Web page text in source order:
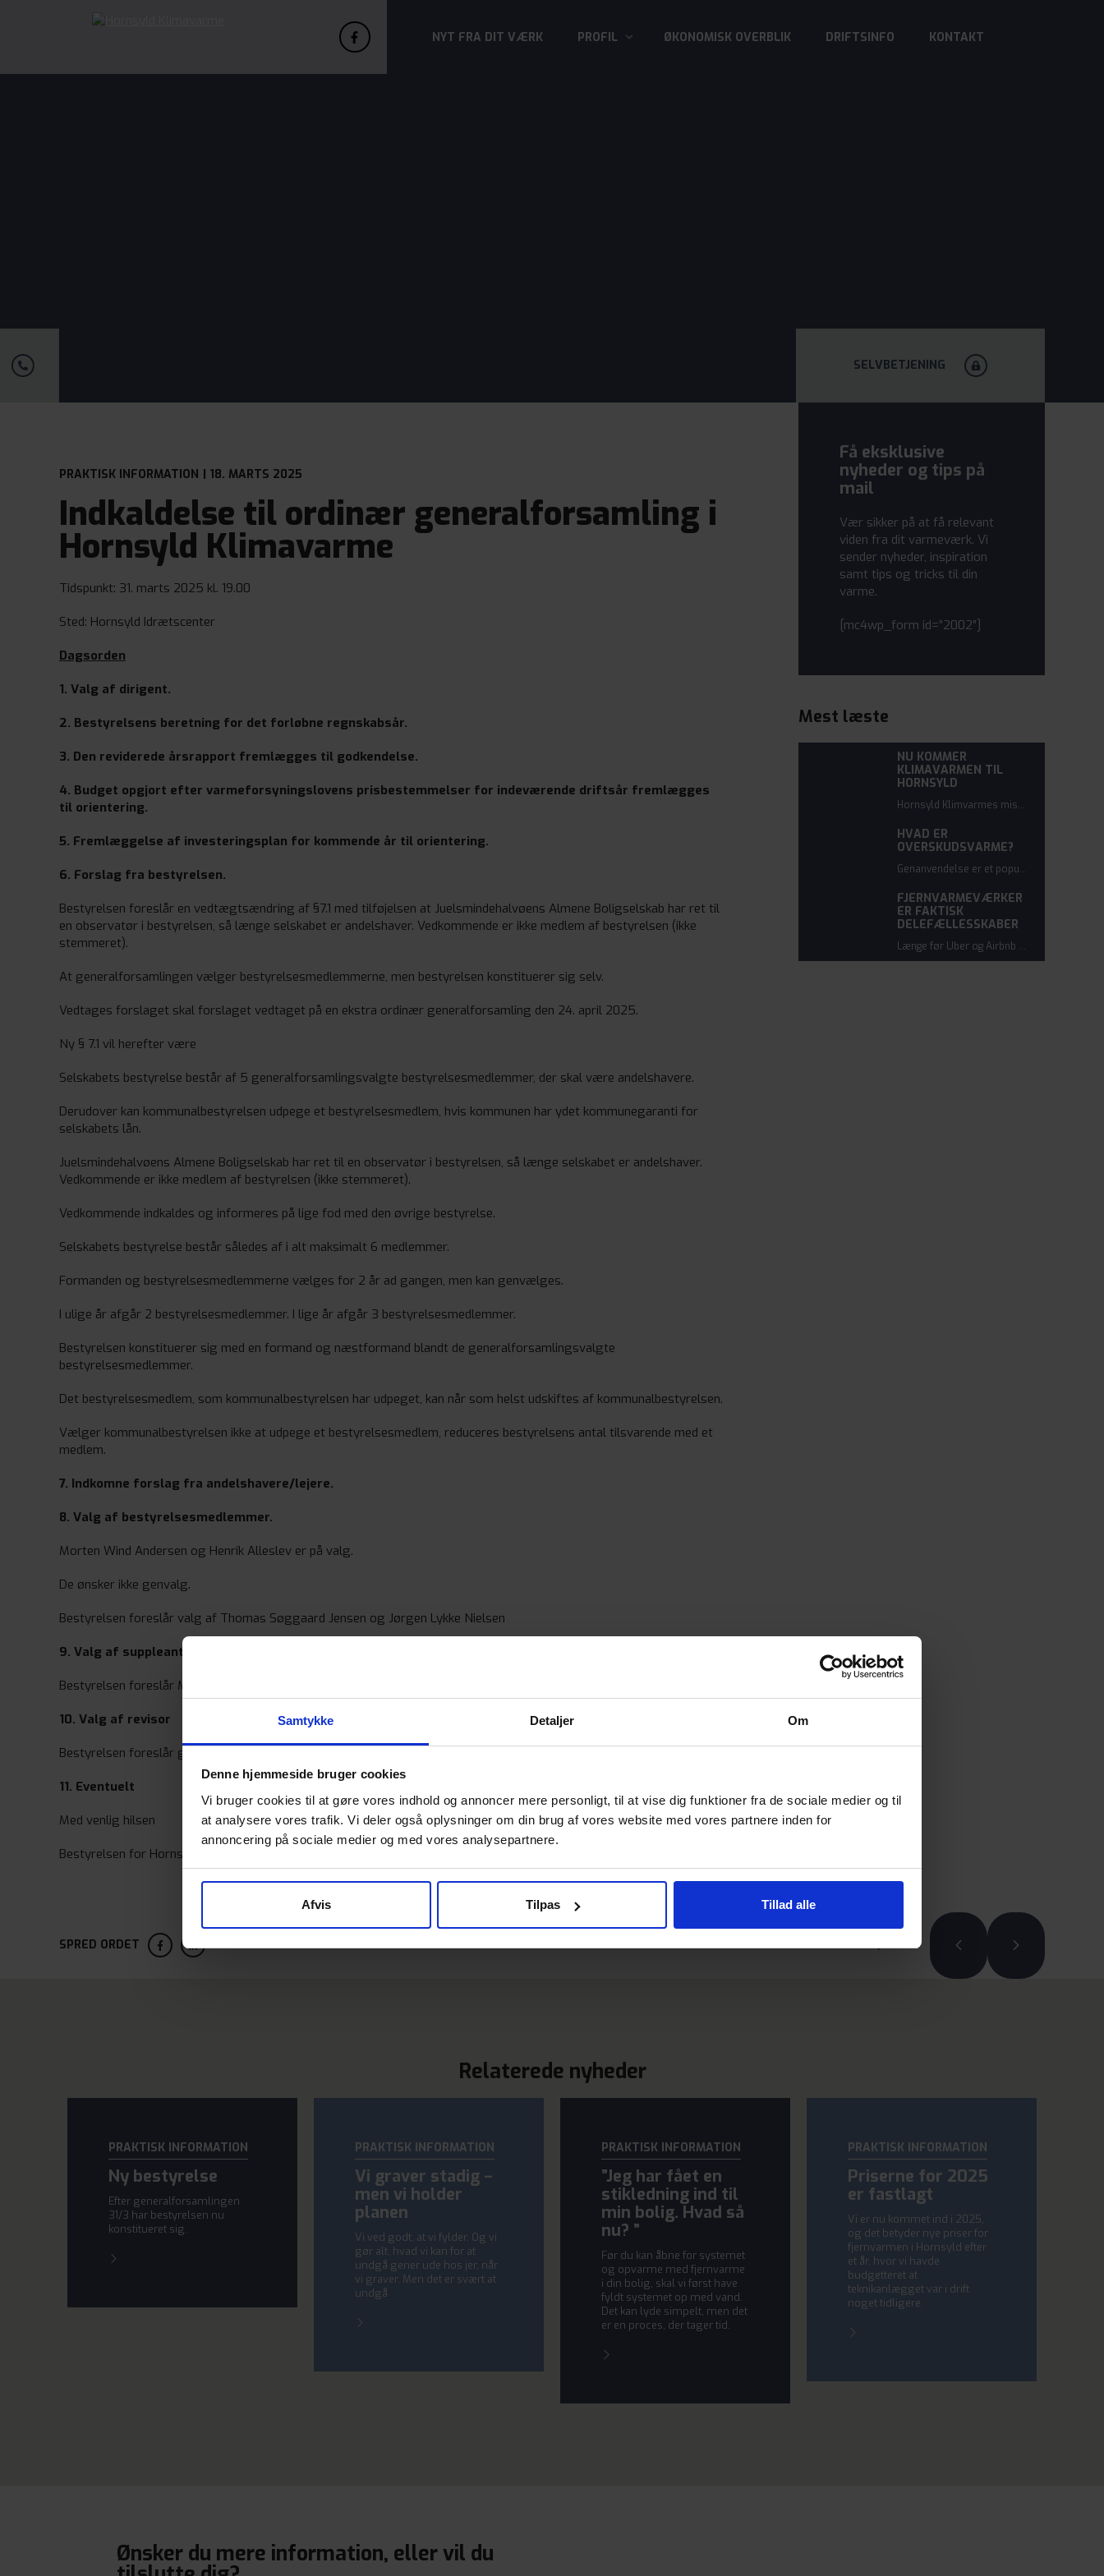
Samtykke Detaljer Om
Denne hjemmeside bruger cookies
Vi bruger cookies til at gøre vores indhold og annoncer mere personligt, til at vise dig funktioner fra de sociale medier og til
at analysere vores trafik. Vi deler også oplysninger om din brug af vores website med vores partnere inden for
annoncering på sociale medier og med vores analysepartnere.
Afvis Tilpas Tillad alle
NYT FRA DIT VÆRK PROFIL ØKONOMISK OVERBLIK DRIFTSINFO KONTAKT
SELVBETJENING
PRAKTISK INFORMATION | 18. MARTS 2025
Indkaldelse til ordinær generalforsamling i
Hornsyld Klimavarme
Tidspunkt: 31. marts 2025 kl. 19.00
Sted: Hornsyld Idrætscenter
Dagsorden
1. Valg af dirigent.
2. Bestyrelsens beretning for det forløbne regnskabsår.
3. Den reviderede årsrapport fremlægges til godkendelse.
4. Budget opgjort efter varmeforsyningslovens prisbestemmelser for indeværende driftsår fremlægges
til orientering.
5. Fremlæggelse af investeringsplan for kommende år til orientering.
6. Forslag fra bestyrelsen.
Bestyrelsen foreslår en vedtægtsændring af §7.1 med tilføjelsen at Juelsmindehalvøens Almene Boligselskab har ret til
en observatør i bestyrelsen, så længe selskabet er andelshaver. Vedkommende er ikke medlem af bestyrelsen (ikke
stemmeret).
At generalforsamlingen vælger bestyrelsesmedlemmerne, men bestyrelsen konstituerer sig selv.
Vedtages forslaget skal forslaget vedtaget på en ekstra ordinær generalforsamling den 24. april 2025.
Ny § 7.1 vil herefter være
Selskabets bestyrelse består af 5 generalforsamlingsvalgte bestyrelsesmedlemmer, der skal være andelshavere.
Derudover kan kommunalbestyrelsen udpege et bestyrelsesmedlem, hvis kommunen har ydet kommunegaranti for
selskabets lån.
Juelsmindehalvøens Almene Boligselskab har ret til en observatør i bestyrelsen, så længe selskabet er andelshaver.
Vedkommende er ikke medlem af bestyrelsen (ikke stemmeret).
Vedkommende indkaldes og informeres på lige fod med den øvrige bestyrelse.
Selskabets bestyrelse består således af i alt maksimalt 6 medlemmer.
Formanden og bestyrelsesmedlemmerne vælges for 2 år ad gangen, men kan genvælges.
I ulige år afgår 2 bestyrelsesmedlemmer. I lige år afgår 3 bestyrelsesmedlemmer.
Bestyrelsen konstituerer sig med en formand og næstformand blandt de generalforsamlingsvalgte
bestyrelsesmedlemmer.
Det bestyrelsesmedlem, som kommunalbestyrelsen har udpeget, kan når som helst udskiftes af kommunalbestyrelsen.
Vælger kommunalbestyrelsen ikke at udpege et bestyrelsesmedlem, reduceres bestyrelsens antal tilsvarende med et
medlem.
7. Indkomne forslag fra andelshavere/lejere.
8. Valg af bestyrelsesmedlemmer.
Morten Wind Andersen og Henrik Alleslev er på valg.
De ønsker ikke genvalg.
Bestyrelsen foreslår valg af Thomas Søggaard Jensen og Jørgen Lykke Nielsen
9. Valg af suppleanter til bestyrelsen.
Bestyrelsen foreslår Martin Agersbæk og Lars Rosenkrands til valg som suppleanter.
10. Valg af revisor
Bestyrelsen foreslår genvalg af Kim Frederiksen fra Beierholm.
11. Eventuelt
Med venlig hilsen
Bestyrelsen for Hornsyld Klimavarme
Få eksklusive
nyheder og tips på
mail
Vær sikker på at få relevant
viden fra dit varmeværk. Vi
sender nyheder, inspiration
samt tips og tricks til din
varme.
[mc4wp_form id=”2002″]
Mest læste
NU KOMMER
KLIMAVARMEN TIL
HORNSYLD
Hornsyld Klimvarmes mission bliver til virkelighed. Et grønt stempel fra kommunen, overvældende tilslutning og en enig bestyrelse betyder, at det første spadestik bliver sat i jorden inden sommerferien.
HVAD ER
OVERSKUDSVARME?
Genanvendelse er et populært ord for tiden. Og det er også princippet med overskudsvarme, som bliver et omdrejningspunkt hos Hornsyld Klimavarme.
FJERNVARMEVÆRKER
ER FAKTISK
DELEFÆLLESSKABER
Længe før Uber og Airbnb har vi tænkt i delefællesskaber. Andelsbevægelsen er en del af vores dna, og de lokale fjernvarmeværker opstod i takt med denne bevægelse.
SPRED ORDET 6/58
Relaterede nyheder
PRAKTISK INFORMATION
Ny bestyrelse
Efter generalforsamlingen
31/3 har bestyrelsen nu
konstitueret sig.
PRAKTISK INFORMATION
Vi graver stadig –
men vi holder
planen
Vi ved godt, at vi fylder. Og vi
gør alt, hvad vi kan for at
undgå gener ude hos jer, når
vi graver. Men det er svært at
undgå
PRAKTISK INFORMATION
”Jeg har fået en
stikledning ind til
min bolig. Hvad så
nu? ”
Før du kan åbne for systemet
og opvarme med fjernvarme
i din bolig, skal vi først have
fyldt systemet op med vand.
Det kan lyde simpelt, men det
er en proces, der tager tid.
PRAKTISK INFORMATION
Priserne for 2025
er fastlagt
Vi er nu kommet ind i 2025,
og det betyder nye priser for
fjernvarmen i Hornsyld efter
et år, hvor vi havde
budgetteret at
teknikanlægget var i drift
noget tidligere.
Ønsker du mere information, eller vil du